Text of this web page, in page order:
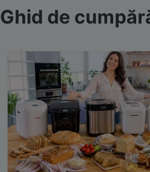
Ghid de